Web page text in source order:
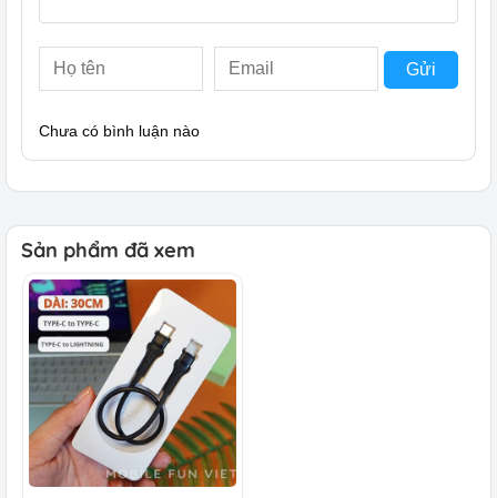
Gửi
Chưa có bình luận nào
Sản phẩm đã xem